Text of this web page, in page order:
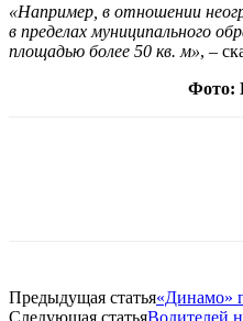
«Например, в отношении
в пределах муниципального
площадью более 50 кв. м», –
Фото:
Предыдущая статья«Динамо»
Следующая статьяВодителей